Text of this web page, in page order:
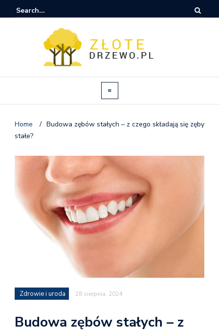
Home / Budowa zębów stałych – z czego składają się zęby
stałe?
Zdrowie i uroda 28 sierpnia, 2024
Budowa zębów stałych – z